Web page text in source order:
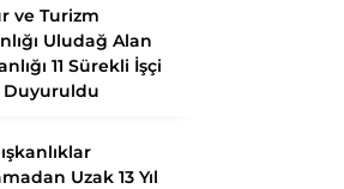
ve Turizm
Uludağ Alan
11 Sürekli İşçi
Duyuruldu
Uzak 13 Yıl